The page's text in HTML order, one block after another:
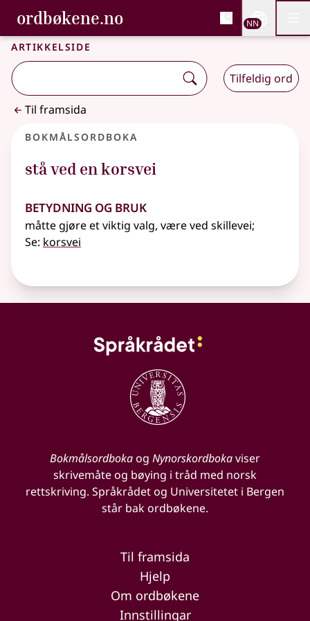
Gå til hovudinnhald
Tilgjenge
ordbøkene.no, Bokmålsordboka og
Bokmålsordboka og Nynorskordboka
NN
Artikkelside
Tilfeldig ord
Til framsida
Bokmålsordboka
stå ved en korsvei
Betydning og bruk
måtte gjøre et viktig valg, være ved skillevei;
Se: korsvei
Bokmålsordbokaog Nynorskordbokaviser
skrivemåte og bøying i tråd med norsk
rettskriving. Språkrådet og Universitetet i Bergen
står bak ordbøkene.
Til framsida
Hjelp
Om ordbøkene
Innstillingar